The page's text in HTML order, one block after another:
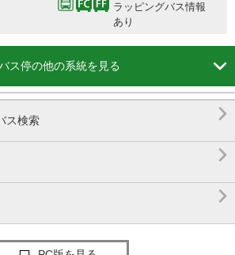
ラッピングバス情報
あり
ス停の他の系統を見る 
ス検索 

